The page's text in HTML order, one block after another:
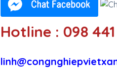
Hotline : 098